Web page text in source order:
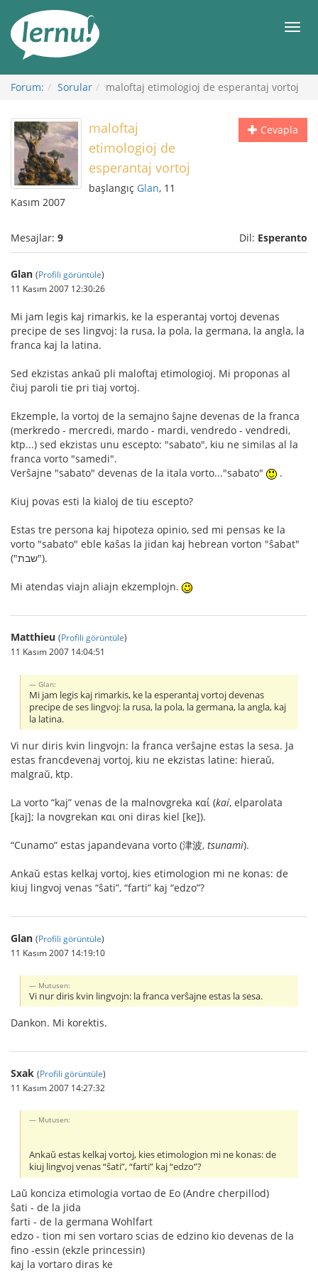
Görüntüleme
Forum: Sorular maloftaj etimologioj de esperantaj vortoj
Cevapla
maloftaj
etimologioj de
esperantaj vortoj
başlangıç Glan, 11
Kasım 2007
Mesajlar: 9 Dil: Esperanto
Glan (Profili görüntüle)
11 Kasım 2007 12:30:26
Mi jam legis kaj rimarkis, ke la esperantaj vortoj devenas
precipe de ses lingvoj: la rusa, la pola, la germana, la angla, la
franca kaj la latina.
Sed ekzistas ankaŭ pli maloftaj etimologioj. Mi proponas al
ĉiuj paroli tie pri tiaj vortoj.
Ekzemple, la vortoj de la semajno ŝajne devenas de la franca
(merkredo - mercredi, mardo - mardi, vendredo - vendredi,
ktp...) sed ekzistas unu escepto: "sabato", kiu ne similas al la
franca vorto "samedi".
Verŝajne "sabato" devenas de la itala vorto..."sabato"
.
Kiuj povas esti la kialoj de tiu escepto?
Estas tre persona kaj hipoteza opinio, sed mi pensas ke la
vorto "sabato" eble kaŝas la jidan kaj hebrean vorton "ŝabat"
("שבת").
Mi atendas viajn aliajn ekzemplojn.
Matthieu (Profili görüntüle)
11 Kasım 2007 14:04:51
Glan:
Mi jam legis kaj rimarkis, ke la esperantaj vortoj devenas
precipe de ses lingvoj: la rusa, la pola, la germana, la angla, kaj
la latina.
Vi nur diris kvin lingvojn: la franca verŝajne estas la sesa. Ja
estas francdevenaj vortoj, kiu ne ekzistas latine: hieraŭ,
malgraŭ, ktp.
La vorto “kaj” venas de la malnovgreka καί (kaí, elparolata
[kaj]; la novgrekan και oni diras kiel [ke]).
“Cunamo” estas japandevana vorto (津波, tsunami).
Ankaŭ estas kelkaj vortoj, kies etimologion mi ne konas: de
kiuj lingvoj venas “ŝati”, “farti” kaj “edzo”?
Glan (Profili görüntüle)
11 Kasım 2007 14:19:10
Mutusen:
Vi nur diris kvin lingvojn: la franca verŝajne estas la sesa.
Dankon. Mi korektis.
Sxak (Profili görüntüle)
11 Kasım 2007 14:27:32
Mutusen:
Ankaŭ estas kelkaj vortoj, kies etimologion mi ne konas: de
kiuj lingvoj venas “ŝati”, “farti” kaj “edzo”?
Laŭ konciza etimologia vortao de Eo (Andre cherpillod)
ŝati - de la jida
farti - de la germana Wohlfart
edzo - tion mi sen vortaro scias de edzino kio devenas de la
fino -essin (ekzle princessin)
kaj la vortaro diras ke